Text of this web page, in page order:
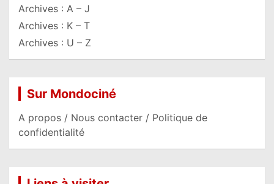
Archives : A – J
Archives : K – T
Archives : U – Z
Sur Mondociné
A propos / Nous contacter / Politique de
confidentialité